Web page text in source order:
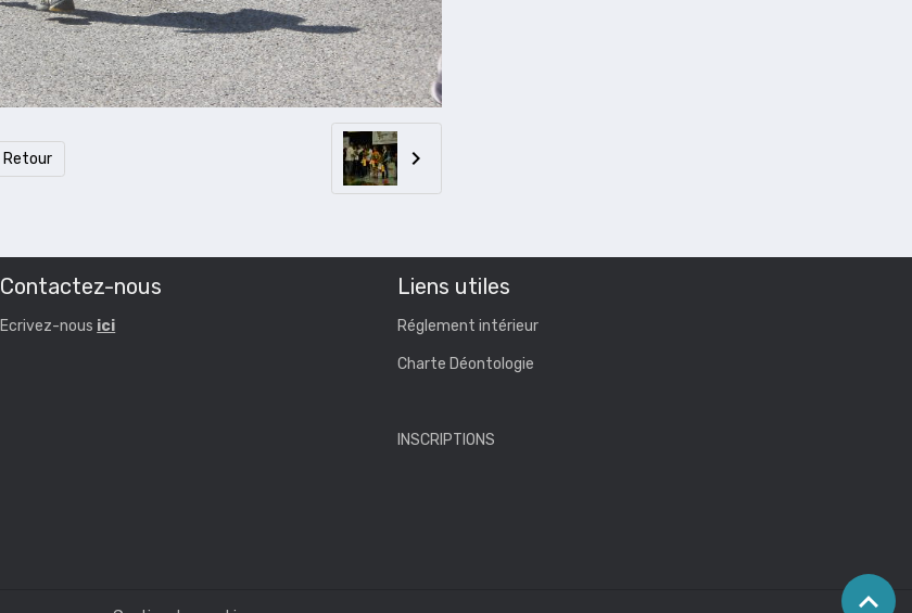
Retour
Contactez-nous
Ecrivez-nous ici
Liens utiles
Réglement intérieur
Charte Déontologie
INSCRIPTIONS